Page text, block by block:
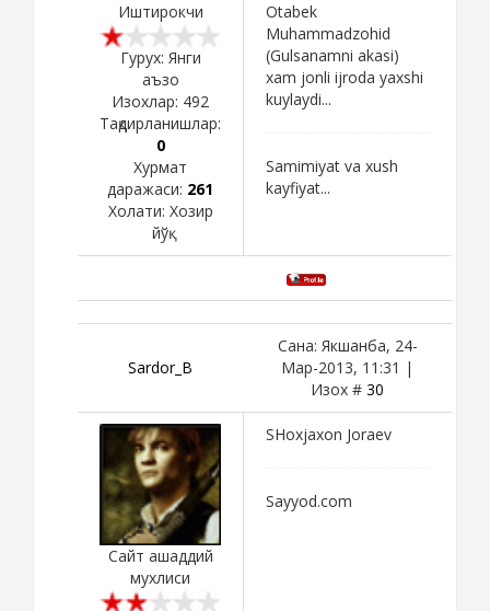
Иштирокчи
Гурух: Янги
аъзо
Изохлар: 492
Тақдирланишлар:
0
Хурмат
даражаси: 261
Холати: Хозир
йўқ
Otabek
Muhammadzohid
(Gulsanamni akasi)
xam jonli ijroda yaxshi
kuylaydi...
Samimiyat va xush
kayfiyat...
Sardor_B
Сана: Якшанба, 24-
Мар-2013, 11:31 |
Изох # 30
Сайт ашаддий
мухлиси
SHoxjaxon Joraev
Sayyod.com